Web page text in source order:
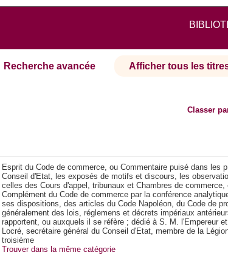
Recherche avancée Afficher tous les
Classer
Esprit du Code de commerce, ou Commentaire puisé dans les
Conseil d'Etat, les exposés de motifs et discours, les
celles des Cours d'appel, tribunaux et Chambres de
Complément du Code de commerce par la conférence
ses dispositions, des articles du Code Napoléon, du Code de
généralement des lois, réglemens et décrets impériaux
rapportent, ou auxquels il se réfère ; dédié à S. M. l'Empereur
Locré, secrétaire général du Conseil d'Etat, membre de la
troisième
Trouver dans la même catégorie